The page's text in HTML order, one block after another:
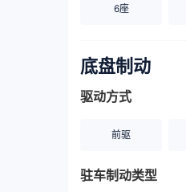
6座
底盘制动
驱动方式
前驱
驻车制动类型